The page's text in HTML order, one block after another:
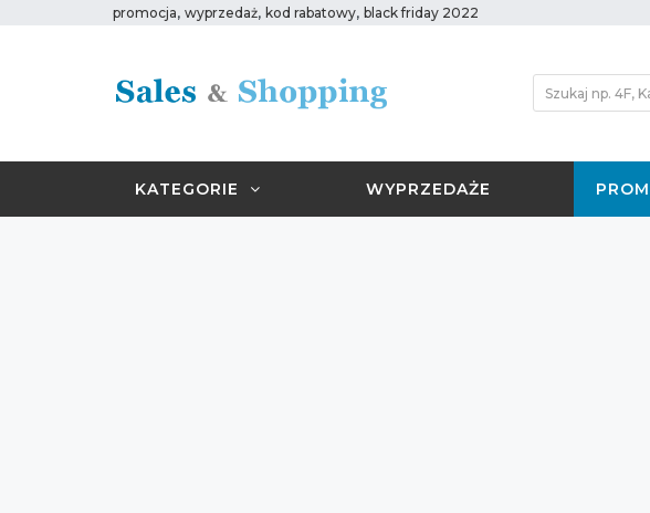
promocja, wyprzedaż, kod rabatowy, black friday 2022
KATEGORIE WYPRZEDAŻE